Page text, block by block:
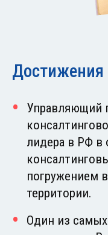
Достижения
Управляющий
лидера в РФ в
погружением
территории.
Один из